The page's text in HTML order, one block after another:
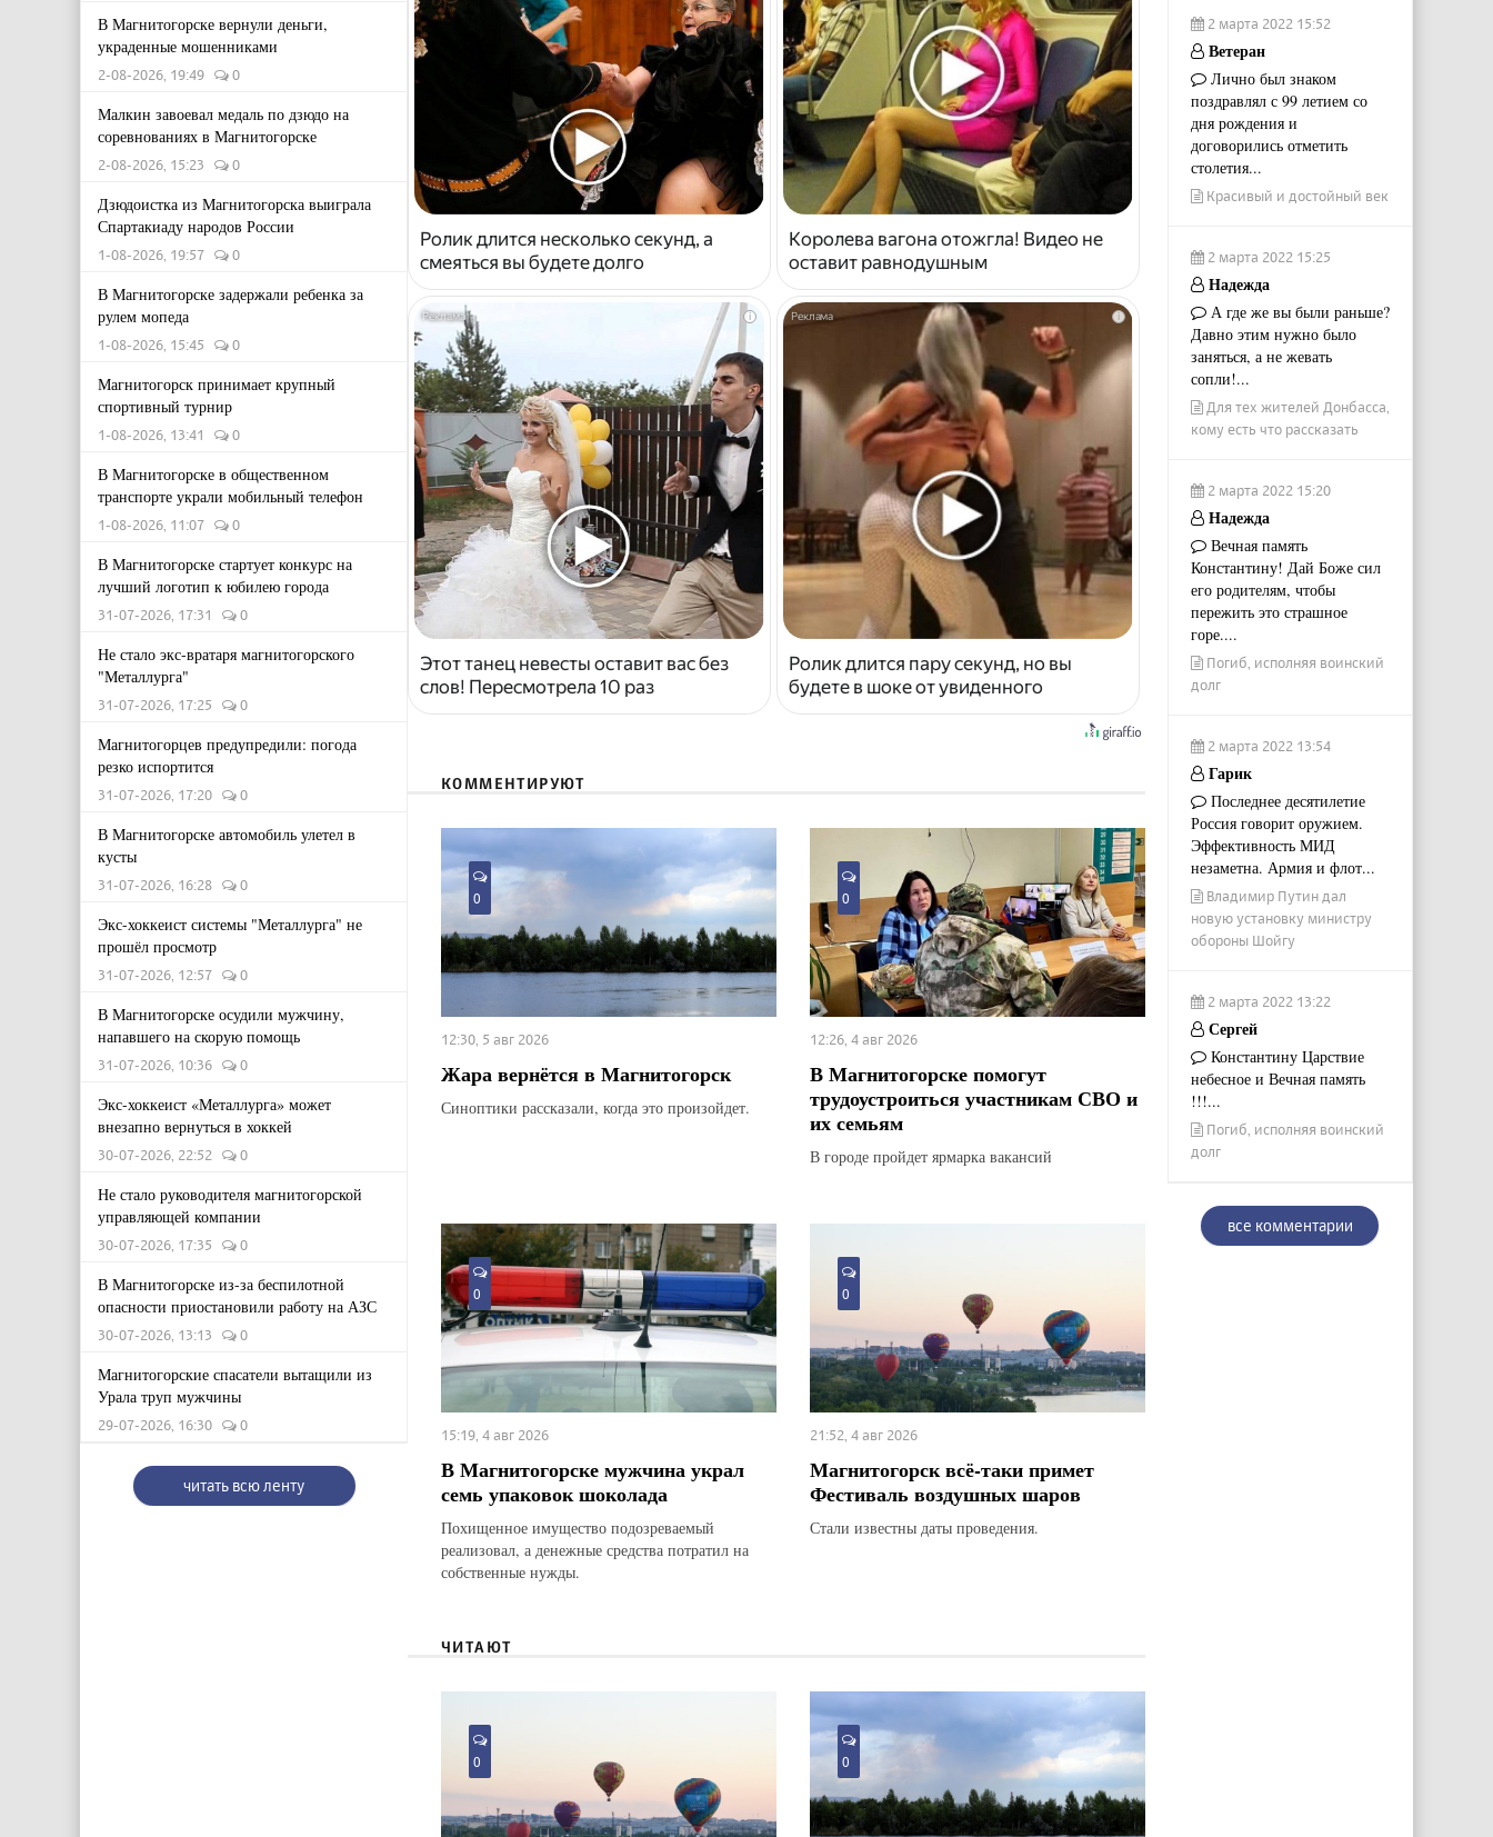
В Магнитогорске вернули деньги,
украденные мошенниками
2-08-2026, 19:49 0
Малкин завоевал медаль по дзюдо на
соревнованиях в Магнитогорске
2-08-2026, 15:23 0
Дзюдоистка из Магнитогорска выиграла
Спартакиаду народов России
1-08-2026, 19:57 0
В Магнитогорске задержали ребенка за
рулем мопеда
1-08-2026, 15:45 0
Магнитогорск принимает крупный
спортивный турнир
1-08-2026, 13:41 0
В Магнитогорске в общественном
транспорте украли мобильный телефон
1-08-2026, 11:07 0
В Магнитогорске стартует конкурс на
лучший логотип к юбилею города
31-07-2026, 17:31 0
Не стало экс-вратаря магнитогорского
"Металлурга"
31-07-2026, 17:25 0
Магнитогорцев предупредили: погода
резко испортится
31-07-2026, 17:20 0
В Магнитогорске автомобиль улетел в
кусты
31-07-2026, 16:28 0
Экс-хоккеист системы "Металлурга" не
прошёл просмотр
31-07-2026, 12:57 0
В Магнитогорске осудили мужчину,
напавшего на скорую помощь
31-07-2026, 10:36 0
Экс-хоккеист «Металлурга» может
внезапно вернуться в хоккей
30-07-2026, 22:52 0
Не стало руководителя магнитогорской
управляющей компании
30-07-2026, 17:35 0
В Магнитогорске из-за беспилотной
опасности приостановили работу на АЗС
30-07-2026, 13:13 0
Магнитогорские спасатели вытащили из
Урала труп мужчины
29-07-2026, 16:30 0
читать всю ленту
Ролик длится несколько секунд, а
смеяться вы будете долго
Королева вагона отожгла! Видео не
оставит равнодушным
i
Этот танец невесты оставит вас без
слов! Пересмотрела 10 раз
i
Ролик длится пару секунд, но вы
будете в шоке от увиденного
КОММЕНТИРУЮТ
0
12:30, 5 авг 2026
Жара вернётся в Магнитогорск
Синоптики рассказали, когда это произойдет.
0
12:26, 4 авг 2026
В Магнитогорске помогут
трудоустроиться участникам СВО и
их семьям
В городе пройдет ярмарка вакансий
0
15:19, 4 авг 2026
В Магнитогорске мужчина украл
семь упаковок шоколада
Похищенное имущество подозреваемый
реализовал, а денежные средства потратил на
собственные нужды.
0
21:52, 4 авг 2026
Магнитогорск всё-таки примет
Фестиваль воздушных шаров
Стали известны даты проведения.
ЧИТАЮТ
0 0
2 марта 2022 15:52
Ветеран
Лично был знаком
поздравлял с 99 летием со
дня рождения и
договорились отметить
столетия...
Красивый и достойный век
2 марта 2022 15:25
Надежда
А где же вы были раньше?
Давно этим нужно было
заняться, а не жевать
сопли!...
Для тех жителей Донбасса,
кому есть что рассказать
2 марта 2022 15:20
Надежда
Вечная память
Константину! Дай Боже сил
его родителям, чтобы
пережить это страшное
горе....
Погиб, исполняя воинский
долг
2 марта 2022 13:54
Гарик
Последнее десятилетие
Россия говорит оружием.
Эффективность МИД
незаметна. Армия и флот...
Владимир Путин дал
новую установку министру
обороны Шойгу
2 марта 2022 13:22
Сергей
Константину Царствие
небесное и Вечная память
!!!...
Погиб, исполняя воинский
долг
все комментарии